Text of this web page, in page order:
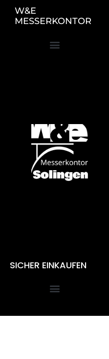
W&E
MESSERKONTOR
SICHER EINKAUFEN